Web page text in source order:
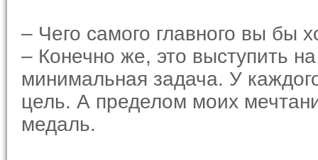
– Чего самого главного вы бы
– Конечно же, это выступить
минимальная задача. У
цель. А пределом моих
медаль.